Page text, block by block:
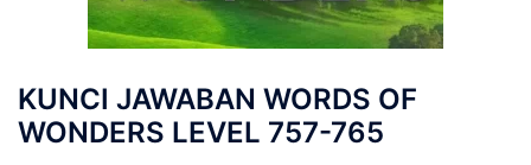
KUNCI JAWABAN WORDS OF
WONDERS LEVEL 757-765